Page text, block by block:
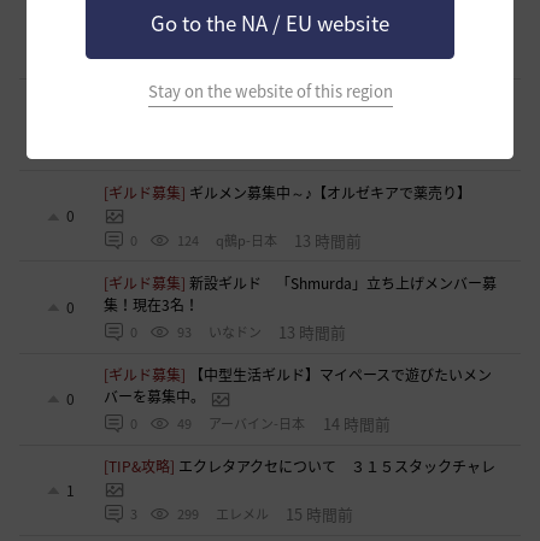
Go to the NA / EU website
Stay on the website of this region
の様子です
0 50 みゐみ-日本 4 時間前
[ギルド募集]小型ギルド「まったりソレイユ」楽しいメンバ
0
[ギルド募集] ギルメン募集中～♪【オルゼキアで薬売り】
0 124 q鵺p-日本 13 時間前
0
[ギルド募集]新設ギルド 「Shmurda」立ち上げメンバー募
集！現在3名！
0 93 いなドン 13 時間前
0
[ギルド募集]
【中型生活ギルド】マイペースで遊びたいメン
バーを募集中。
0 49 アーバイン-日本 14 時間前
1
[TIP&攻略] エクレタアクセについて ３１５スタックチャレ
3 299 エレメル 15 時間前